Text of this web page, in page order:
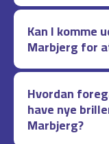
Kan I komme
Marbjerg for
Hvordan
have nye
Marbjerg?